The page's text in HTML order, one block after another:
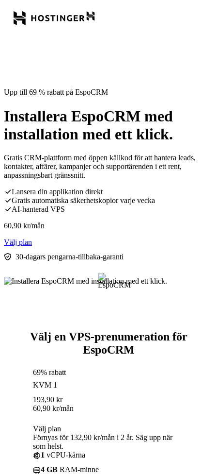
Upp till 69 % rabatt på EspoCRM
Installera EspoCRM med
installation med ett klick.
Gratis CRM-plattform med öppen källkod för att hantera leads,
kontakter, affärer, kampanjer och supportärenden i ett rent,
anpassningsbart gränssnitt.
Lansera din applikation direkt
Gratis automatiska säkerhetskopior varje vecka
AI-hanterad VPS
60,90 kr/mån
Välj plan
30-dagars pengarna-tillbaka-garanti
Välj en VPS-prenumeration för
EspoCRM
69% rabatt
KVM 1
193,90 kr
60,90 kr/mån
Välj plan
Förnyas för 132,90 kr/mån i 2 år. Säg upp när
som helst.
1 vCPU-kärna
4 GB RAM-minne